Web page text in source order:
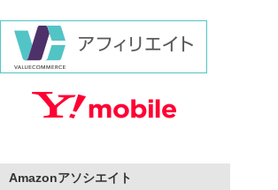
Amazonアソシエイト